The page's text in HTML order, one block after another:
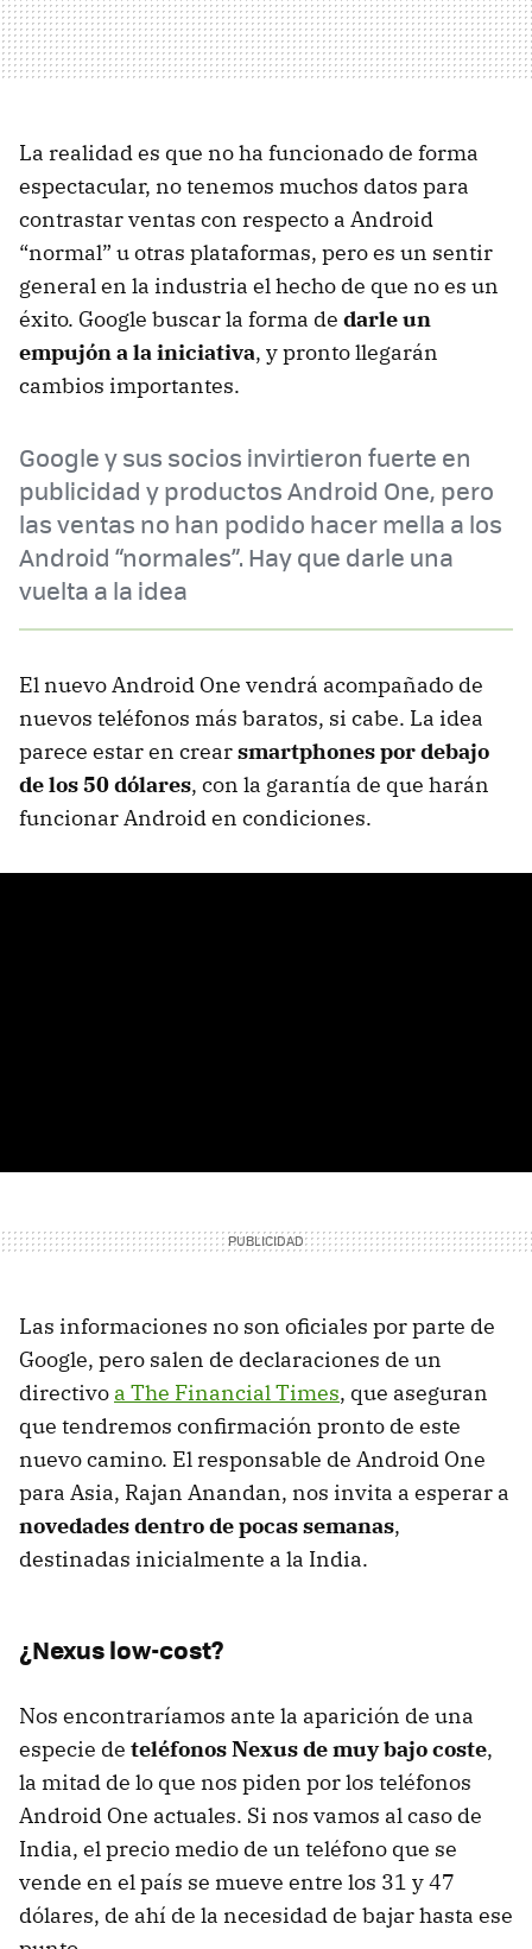
La realidad es que no ha funcionado de forma
espectacular, no tenemos muchos datos para
contrastar ventas con respecto a Android
“normal” u otras plataformas, pero es un sentir
general en la industria el hecho de que no es un
éxito. Google buscar la forma de darle un
empujón a la iniciativa, y pronto llegarán
cambios importantes.
Google y sus socios invirtieron fuerte en
publicidad y productos Android One, pero
las ventas no han podido hacer mella a los
Android “normales”. Hay que darle una
vuelta a la idea
El nuevo Android One vendrá acompañado de
nuevos teléfonos más baratos, si cabe. La idea
parece estar en crearsmartphones por debajo
de los 50 dólares, con la garantía de que harán
funcionar Android en condiciones.
Las informaciones no son oficiales por parte de
Google, pero salen de declaraciones de un
directivo a The Financial Times, que aseguran
que tendremos confirmación pronto de este
nuevo camino. El responsable de Android One
para Asia, Rajan Anandan, nos invita a esperar a
novedades dentro de pocas semanas,
destinadas inicialmente a la India.
¿Nexus low-cost?
Nos encontraríamos ante la aparición de una
especie de teléfonos Nexus de muy bajo coste,
la mitad de lo que nos piden por los teléfonos
Android One actuales. Si nos vamos al caso de
India, el precio medio de un teléfono que se
vende en el país se mueve entre los 31 y 47
dólares, de ahí de la necesidad de bajar hasta ese